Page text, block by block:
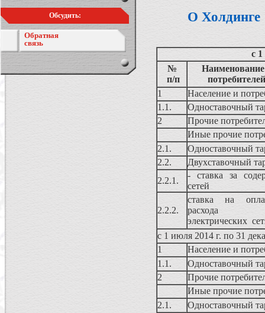
Обсудить:
Обратная
связь
О Холдинге
с
№
п/п
1
Население и
1.1.
Одноставочный
2
Прочие
Иные прочие
2.1.
Одноставочный
2.2.
Двухставочный
2.2.1.
- ставка за
сетей
2.2.2.
ставка на
расхода
электрических
с 1 июля 2014 г. по 31
1
Население и
1.1.
Одноставочный
2
Прочие
Иные прочие
2.1.
Одноставочный